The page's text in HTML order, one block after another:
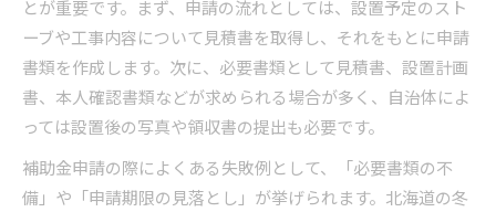
とが重要です。まず、申請の流れとしては、設置予定のスト
ーブや工事内容について見積書を取得し、それをもとに申請
書類を作成します。次に、必要書類として見積書、設置計画
書、本人確認書類などが求められる場合が多く、自治体によ
っては設置後の写真や領収書の提出も必要です。
補助金申請の際によくある失敗例として、「必要書類の不
備」や「申請期限の見落とし」が挙げられます。北海道の冬